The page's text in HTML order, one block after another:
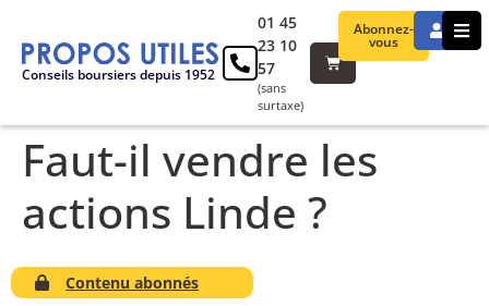
Conseils boursiers depuis 1952
Abonnez-
vous
01 45
23 10
57
(sans
surtaxe)
Faut-il vendre les
actions Linde ?
Contenu abonnés